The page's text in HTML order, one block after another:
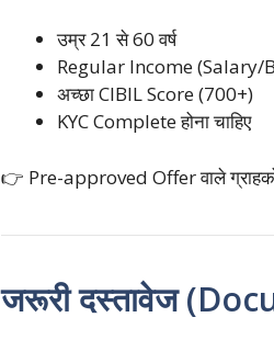
उम्र 21 से 60 वर्ष
Regular Income (Salary/
अच्छा CIBIL Score (700+)
KYC Complete होना चाहिए
👉 Pre-approved Offer वाले ग्राहकों
जरूरी दस्तावेज